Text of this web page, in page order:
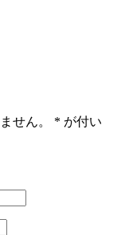
せん。 * が付い